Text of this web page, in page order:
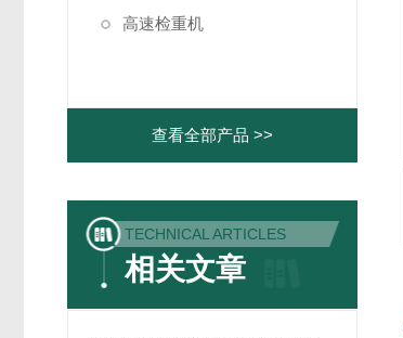
高速检重机
查看全部产品 >>
TECHNICAL ARTICLES
相关文章